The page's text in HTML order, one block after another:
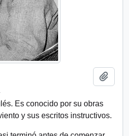
Es conocido por su obras
y sus escritos instructivos.